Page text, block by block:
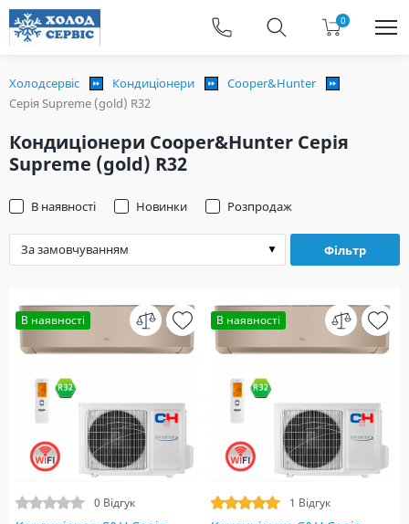
0
Холодсервіс Кондиціонери
Cooper&Hunter
Серія Supreme (gold) R32
Кондиціонери Cooper&Hunter Серія
Supreme (gold) R32
Фільтр
В наявності Новинки Розпродаж
В наявності
0 Відгук
В наявності
1 Відгук